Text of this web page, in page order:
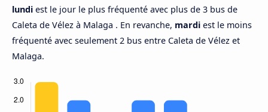
lundi est le jour le plus fréquenté avec plus de 3 bus de
Caleta de Vélez à Malaga . En revanche, mardi est le moins
fréquenté avec seulement 2 bus entre Caleta de Vélez et
Malaga.